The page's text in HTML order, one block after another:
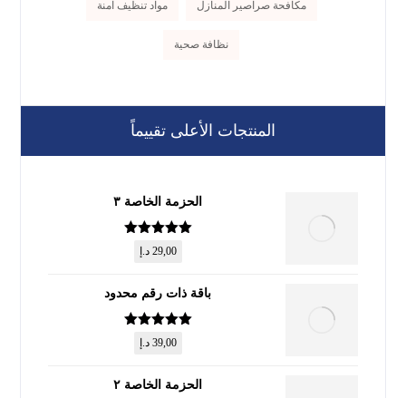
مكافحة صراصير المنازل مواد تنظيف آمنة
نظافة صحية
المنتجات الأعلى تقييماً
الحزمة الخاصة ٣
تم التقييم
من 5
29,00 د.إ
باقة ذات رقم محدود
تم التقييم
من 5
39,00 د.إ
الحزمة الخاصة ٢